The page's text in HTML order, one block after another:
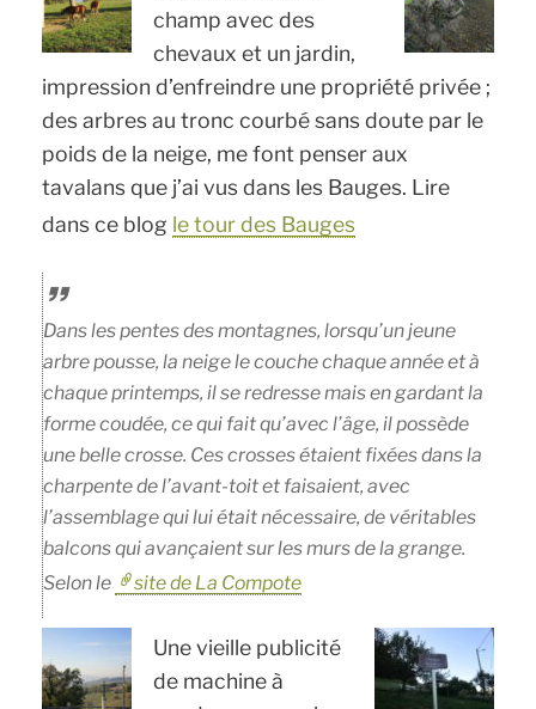
champ avec des
chevaux et un jardin,
impression d’enfreindre une propriété privée ;
des arbres au tronc courbé sans doute par le
poids de la neige, me font penser aux
tavalans que j’ai vus dans les Bauges. Lire
dans ce blog le tour des Bauges
Dans les pentes des montagnes, lorsqu’un jeune
arbre pousse, la neige le couche chaque année et à
chaque printemps, il se redresse mais en gardant la
forme coudée, ce qui fait qu’avec l’âge, il possède
une belle crosse. Ces crosses étaient fixées dans la
charpente de l’avant-toit et faisaient, avec
l’assemblage qui lui était nécessaire, de véritables
balcons qui avançaient sur les murs de la grange.
Selon le
site de La Compote
Une vieille publicité
de machine à